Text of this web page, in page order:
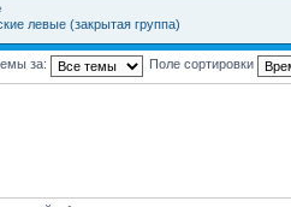
левые (закрытая группа)
за: Поле сортировки